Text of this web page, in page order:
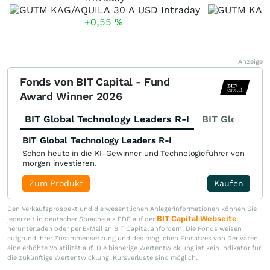
+0,55 %
Anzeige
Fonds von BIT Capital - Fund
Award Winner 2026
BIT Global Technology Leaders R-I BIT Global
BIT Global Technology Leaders R-I
Schon heute in die KI-Gewinner und Technologieführer von
morgen investieren.
Kaufen
Zum Produkt
Den Verkaufsprospekt und die wesentlichen Anlegerinformationen können Sie
jederzeit in deutscher Sprache als PDF auf der BIT Capital Webseite
herunterladen oder per E-Mail an BIT Capital anfordern. Die Fonds weisen
aufgrund ihrer Zusammensetzung und des möglichen Einsatzes von Derivaten
eine erhöhte Volatilität auf. Die bisherige Wertentwicklung ist kein Indikator für
die zukünftige Wertentwicklung. Kursverluste sind möglich.